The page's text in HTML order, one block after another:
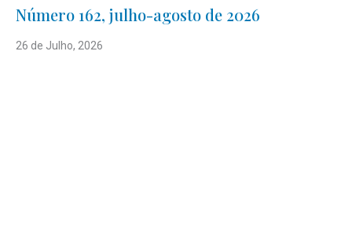
Número 162, julho-agosto de 2026
26 de Julho, 2026